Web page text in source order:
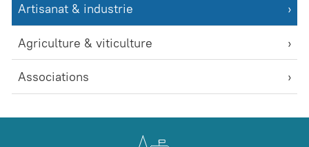
Artisanat & industrie
Agriculture & viticulture
Associations